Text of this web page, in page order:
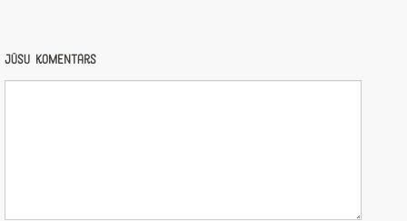
Jūsu komentārs